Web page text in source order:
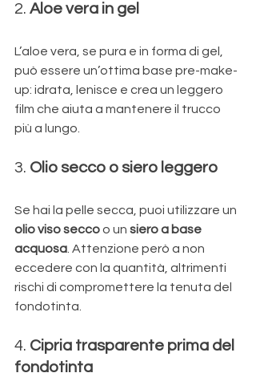
2. Aloe vera in gel
L’aloe vera, se pura e in forma di gel,
può essere un’ottima base pre-make-
up: idrata, lenisce e crea un leggero
film che aiuta a mantenere il trucco
più a lungo.
3. Olio secco o siero leggero
Se hai la pelle secca, puoi utilizzare un
olio viso secco o un siero a base
acquosa. Attenzione però a non
eccedere con la quantità, altrimenti
rischi di compromettere la tenuta del
fondotinta.
4. Cipria trasparente prima del
fondotinta